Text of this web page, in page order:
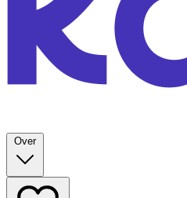
Over